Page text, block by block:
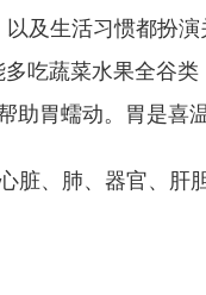
及生活习惯都扮
吃蔬菜水果全谷
助胃蠕动。胃是喜温